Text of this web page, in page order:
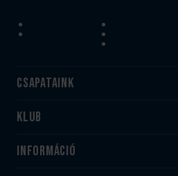
Csapataink
Felnőtt
Utánpótlás
Klub
#HandballFamily
Információ